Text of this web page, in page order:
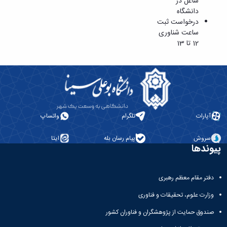
دانشگاه
درخواست ثبت
ساعت شناوری
12 تا 13
آپارات تلگرام واتساپ
سروش پیام رسان بله ایتا
پیوندها
دفتر مقام معظم رهبری
وزارت علوم، تحقیقات و فناوری
صندوق حمایت از پژوهشگران و فناوران کشور